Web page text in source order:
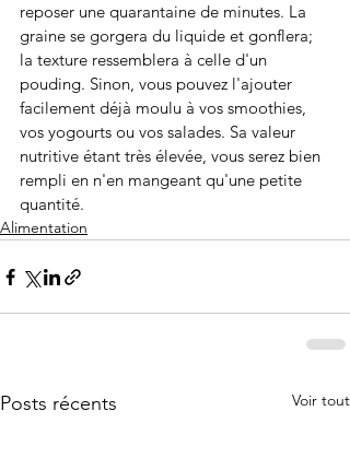
reposer une quarantaine de minutes. La
graine se gorgera du liquide et gonflera;
la texture ressemblera à celle d'un
pouding. Sinon, vous pouvez l'ajouter
facilement déjà moulu à vos smoothies,
vos yogourts ou vos salades. Sa valeur
nutritive étant très élevée, vous serez bien
rempli en n'en mangeant qu'une petite
quantité.
Alimentation
Posts récents Voir tout